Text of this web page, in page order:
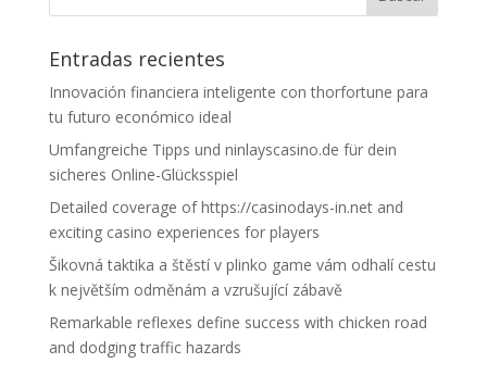
Entradas recientes
Innovación financiera inteligente con thorfortune para
tu futuro económico ideal
Umfangreiche Tipps und ninlayscasino.de für dein
sicheres Online-Glücksspiel
Detailed coverage of https://casinodays-in.net and
exciting casino experiences for players
Šikovná taktika a štěstí v plinko game vám odhalí cestu
k největším odměnám a vzrušující zábavě
Remarkable reflexes define success with chicken road
and dodging traffic hazards